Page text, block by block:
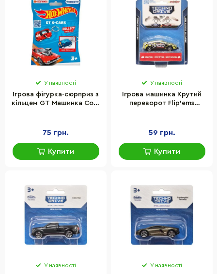
У наявності
Ігрова фігурка-сюрприз з
кільцем GT Машинка Cool
75 грн.
Купити
У наявності
Ігрова машинка Крутий
переворот Flip'ems
59 грн.
Купити
У наявності У наявності